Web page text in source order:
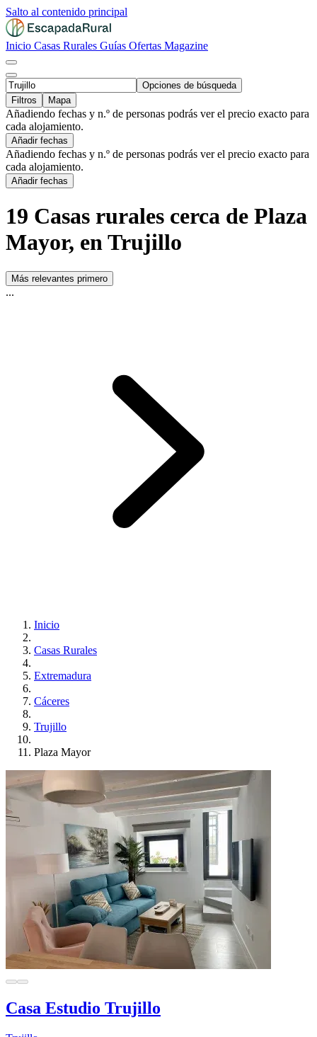
Salto al contenido principal
Inicio Casas Rurales Guías Ofertas Magazine
Opciones de búsqueda
Filtros
Mapa
Añadiendo fechas y n.º de personas podrás ver el precio exacto para
cada alojamiento.
Añadir fechas
Añadiendo fechas y n.º de personas podrás ver el precio exacto para
cada alojamiento.
Añadir fechas
19 Casas rurales cerca de Plaza
Mayor, en Trujillo
Más relevantes primero
...
Inicio
Casas Rurales
Extremadura
Cáceres
Trujillo
Plaza Mayor
Casa Estudio Trujillo